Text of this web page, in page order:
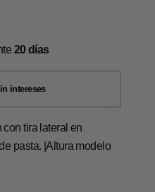
20 días
tira lateral en
pasta. |Altura modelo